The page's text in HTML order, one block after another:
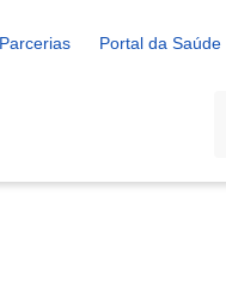
Portal da Saúde